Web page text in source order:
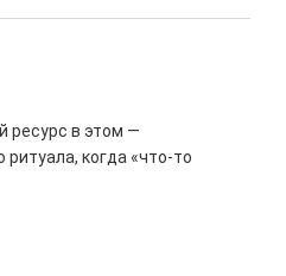
ресурс в этом —
когда «что-то